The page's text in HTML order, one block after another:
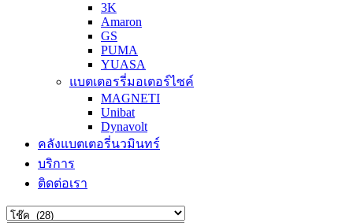
3K
Amaron
GS
PUMA
YUASA
แบตเตอรรี่มอเตอร์ไซค์
MAGNETI
Unibat
Dynavolt
คลังแบตเตอรี่นวมินทร์
บริการ
ติดต่อเรา